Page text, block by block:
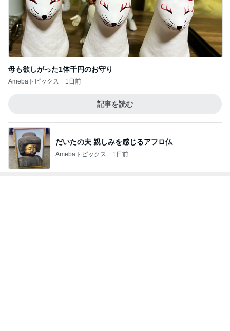
母も欲しがった1体千円のお守り
Amebaトピックス 1日前
記事を読む
だいたの夫 親しみを感じるアフロ仏
Amebaトピックス 1日前